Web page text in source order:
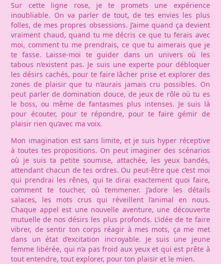
Sur cette ligne rose, je te promets une expérience
inoubliable. On va parler de tout, de tes envies les plus
folles, de mes propres obsessions. J’aime quand ça devient
vraiment chaud, quand tu me décris ce que tu ferais avec
moi, comment tu me prendrais, ce que tu aimerais que je
te fasse. Laisse-moi te guider dans un univers où les
tabous n’existent pas. Je suis une experte pour débloquer
les désirs cachés, pour te faire lâcher prise et explorer des
zones de plaisir que tu n’aurais jamais cru possibles. On
peut parler de domination douce, de jeux de rôle où tu es
le boss, ou même de fantasmes plus intenses. Je suis là
pour écouter, pour te répondre, pour te faire gémir de
plaisir rien qu’avec ma voix.
Mon imagination est sans limite, et je suis hyper réceptive
à toutes tes propositions. On peut imaginer des scénarios
où je suis ta petite soumise, attachée, les yeux bandés,
attendant chacun de tes ordres. Ou peut-être que c’est moi
qui prendrai les rênes, qui te dirai exactement quoi faire,
comment te toucher, où t’emmener. J’adore les détails
salaces, les mots crus qui réveillent l’animal en nous.
Chaque appel est une nouvelle aventure, une découverte
mutuelle de nos désirs les plus profonds. L’idée de te faire
vibrer, de sentir ton corps réagir à mes mots, ça me met
dans un état d’excitation incroyable. Je suis une jeune
femme libérée, qui n’a pas froid aux yeux et qui est prête à
tout entendre, tout explorer, pour ton plaisir et le mien.